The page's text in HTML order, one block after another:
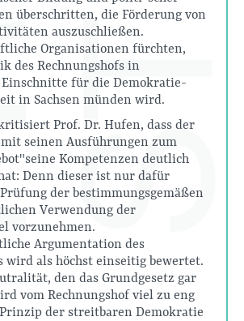
überschritten, die Förderung von
auszuschließen.
Organisationen fürchten,
des Rechnungshofs in
für die Demokratie-
in Sachsen münden wird.
Prof. Dr. Hufen, dass der
seinen Ausführungen zum
seine Kompetenzen deutlich
Denn dieser ist nur dafür
der bestimmungsgemäßen
Verwendung der
vorzunehmen.
Argumentation des
wird als höchst einseitig bewertet.
den das Grundgesetz gar
vom Rechnungshof viel zu eng
Prinzip der streitbaren Demokratie